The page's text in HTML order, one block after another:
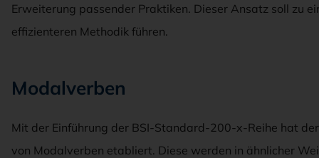
Erweiterung passender Praktiken. Dieser Ansatz soll zu
effizienteren Methodik führen.
Modalverben
Mit der Einführung der BSI-Standard-200-x-Reihe hat
von Modalverben etabliert. Diese werden in ähnlicher